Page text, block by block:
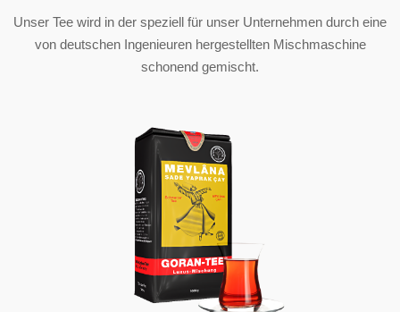
Unser Tee wird in der speziell für unser Unternehmen durch eine
von deutschen Ingenieuren hergestellten Mischmaschine
schonend gemischt.